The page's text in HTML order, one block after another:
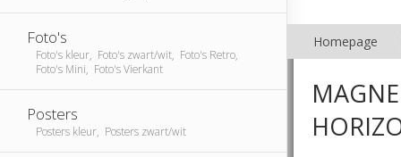
Foto's
Foto's kleur, Foto's zwart/wit, Foto's Retro,
Foto's Mini, Foto's Vierkant
Posters
Posters kleur, Posters zwart/wit
Homepage